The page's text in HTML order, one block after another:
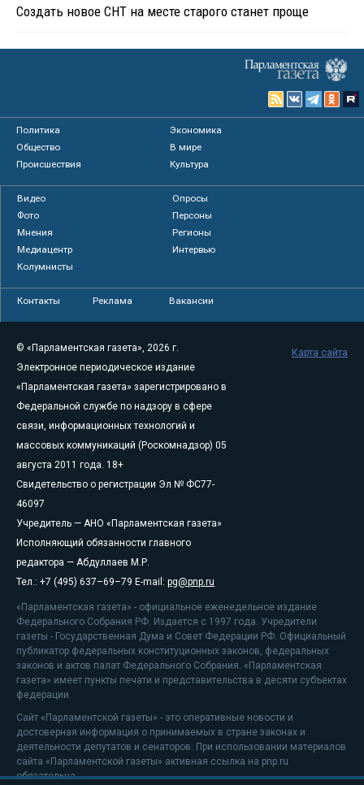
Создать новое СНТ на месте старого станет проще
Политика
Экономика
Общество
В мире
Происшествия
Культура
Видео
Опросы
Фото
Персоны
Мнения
Регионы
Медиацентр
Интервью
Колумнисты
Контакты Реклама Вакансии
© «Парламентская газета», 2026 г.
Электронное периодическое издание
«Парламентская газета» зарегистрировано в
Федеральной службе по надзору в сфере
связи, информационных технологий и
массовых коммуникаций (Роскомнадзор) 05
августа 2011 года. 18+
Свидетельство о регистрации Эл № ФС77-
46097
Учредитель — АНО «Парламентская газета»
Исполняющий обязанности главного
редактора — Абдуллаев М.Р.
Тел.: +7 (495) 637–69–79 E-mail: pg@pnp.ru
«Парламентская газета» - официальное еженедельное издание
Федерального Собрания РФ. Издается с 1997 года. Учредители
газеты - Государственная Дума и Совет Федерации РФ. Официальный
публикатор федеральных конституционных законов, федеральных
законов и актов палат Федерального Собрания. «Парламентская
газета» имеет пункты печати и представительства в десяти субъектах
федерации.
Сайт «Парламентской газеты» - это оперативные новости и
достоверная информация о принимаемых в стране законах и
деятельности депутатов и сенаторов. При использовании материалов
сайта «Парламентской газеты» активная ссылка на pnp.ru
обязательна.
Карта сайта